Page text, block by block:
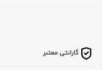
گارانتی معتبر